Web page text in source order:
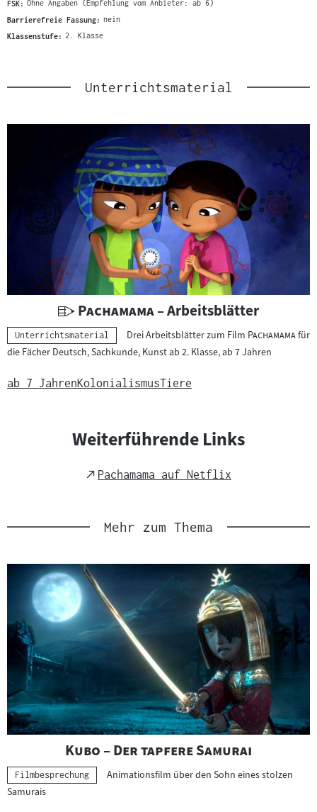
FSK: Ohne Angaben (Empfehlung vom Anbieter: ab 6)
Barrierefreie Fassung: nein
Klassenstufe: 2. Klasse
Unterrichtsmaterial
U
n
t
r
c
h
a
r
i
a
l
:
"
Pachamama"– Arbeitsblätter
Kategorie:
Unterrichtsmaterial Drei Arbeitsblätter zum Film "Pachamama"für
die Fächer Deutsch, Sachkunde, Kunst ab 2. Klasse, ab 7 Jahren
ab 7 JahrenKolonialismusTiere
Weiterführende Links
External
Pachamama auf Netflix
Mehr zum Thema
"
Kubo – Der tapfere Samurai
Kategorie:
Filmbesprechung
Animationsfilm über den Sohn eines stolzen
Samurais